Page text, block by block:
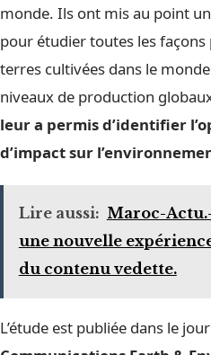
monde. Ils ont mis au point
pour étudier toutes les
terres cultivées dans le
niveaux de production
leur a permis d’identifier
d’impact sur
Lire aussi: Maroc-
une nouvelle
du contenu vedette.
L’étude est publiée dans le